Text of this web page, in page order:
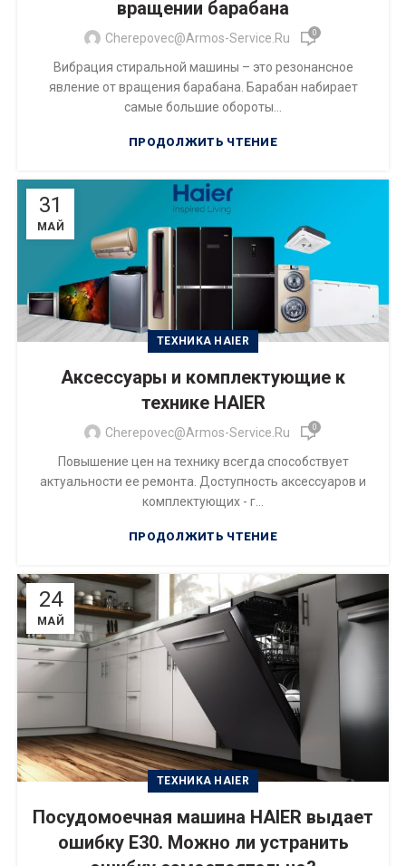
вращении барабана
Cherepovec@armos-Service.ru 0
Вибрация стиральной машины – это резонансное
явление от вращения барабана. Барабан набирает
самые большие обороты...
ПРОДОЛЖИТЬ ЧТЕНИЕ
31
МАЙ
ТЕХНИКА HAIER
Аксессуары и комплектующие к
технике HAIER
Cherepovec@armos-Service.ru 0
Повышение цен на технику всегда способствует
актуальности ее ремонта. Доступность аксессуаров и
комплектующих - г...
ПРОДОЛЖИТЬ ЧТЕНИЕ
24
МАЙ
ТЕХНИКА HAIER
Посудомоечная машина HAIER выдает
ошибку Е30. Можно ли устранить